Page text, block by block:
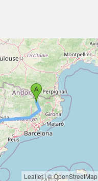
Leaflet|© OpenStreetMap